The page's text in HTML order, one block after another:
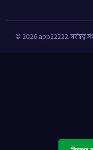
© 2026 app22222. সর্বস্বত্ব